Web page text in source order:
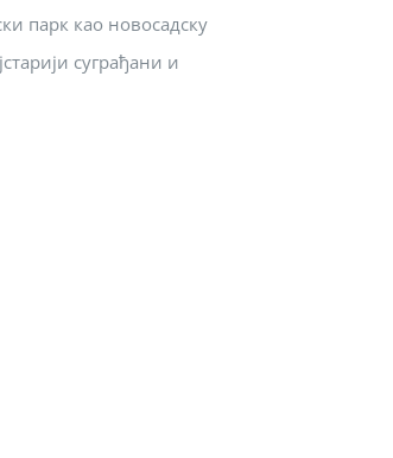
парк као новосадску
суграђани и